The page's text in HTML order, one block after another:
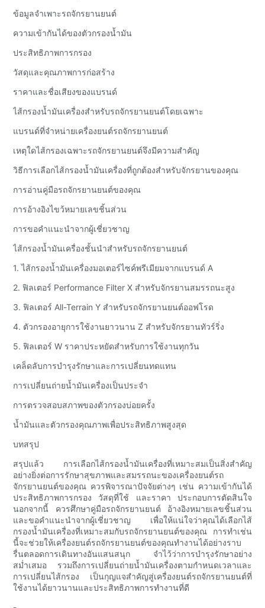
ข้อมูลจำเพาะรถจักรยานยนต์
ความเข้ากันได้ของตัวกรองน้ำมัน
ประสิทธิภาพการกรอง
วัสดุและคุณภาพการก่อสร้าง
ราคาและชื่อเสียงของแบรนด์
ไส้กรองน้ำมันเครื่องสำหรับรถจักรยานยนต์โดยเฉพาะ
แบรนด์ที่จำหน่ายเครื่องยนต์รถจักรยานยนต์
เหตุใดไส้กรองเฉพาะรถจักรยานยนต์จึงมีความสำคัญ
วิธีการเลือกไส้กรองน้ำมันเครื่องที่ถูกต้องสำหรับจักรยานของคุณ
การอ่านคู่มือรถจักรยานยนต์ของคุณ
การอ้างอิงไขว้หมายเลขชิ้นส่วน
การขอคำแนะนำจากผู้เชี่ยวชาญ
ไส้กรองน้ำมันเครื่องชั้นนำสำหรับรถจักรยานยนต์
1. ไส้กรองน้ำมันเครื่องมอเตอร์ไซค์พรีเมียมจากแบรนด์ A
2. ฟิลเตอร์ Performance Filter X สำหรับจักรยานสมรรถนะสูง
3. ฟิลเตอร์ All-Terrain Y สำหรับรถจักรยานยนต์ออฟโรด
4. ตัวกรองอายุการใช้งานยาวนาน Z สำหรับจักรยานทัวร์ริ่ง
5. ฟิลเตอร์ W ราคาประหยัดสำหรับการใช้งานทุกวัน
เคล็ดลับการบำรุงรักษาและการเปลี่ยนทดแทน
การเปลี่ยนถ่ายน้ำมันเครื่องเป็นประจำ
การตรวจสอบสภาพของตัวกรองบ่อยครั้ง
น้ำมันและตัวกรองคุณภาพเพื่อประสิทธิภาพสูงสุด
บทสรุป
สรุปแล้ว การเลือกไส้กรองน้ำมันเครื่องที่เหมาะสมเป็นสิ่งสำคัญ
อย่างยิ่งต่อการรักษาสุขภาพและสมรรถนะของเครื่องยนต์รถ
จักรยานยนต์ของคุณ ควรพิจารณาปัจจัยต่างๆ เช่น ความเข้ากันได้
ประสิทธิภาพการกรอง วัสดุที่ใช้ และราคา ประกอบการตัดสินใจ
นอกจากนี้ ควรศึกษาคู่มือรถจักรยานยนต์ อ้างอิงหมายเลขชิ้นส่วน
และขอคำแนะนำจากผู้เชี่ยวชาญ เพื่อให้แน่ใจว่าคุณได้เลือกไส้
กรองน้ำมันเครื่องที่เหมาะสมกับรถจักรยานยนต์ของคุณ การทำเช่น
นี้จะช่วยให้เครื่องยนต์รถจักรยานยนต์ของคุณทำงานได้อย่างราบ
รื่นตลอดการเดินทางอันแสนสนุก จำไว้ว่าการบำรุงรักษาอย่าง
สม่ำเสมอ รวมถึงการเปลี่ยนถ่ายน้ำมันเครื่องตามกำหนดเวลาและ
การเปลี่ยนไส้กรอง เป็นกุญแจสำคัญสู่เครื่องยนต์รถจักรยานยนต์ที่
ใช้งานได้ยาวนานและประสิทธิภาพการทำงานที่ดี